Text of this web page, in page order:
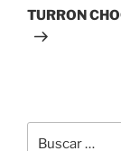
entrada
TURRON